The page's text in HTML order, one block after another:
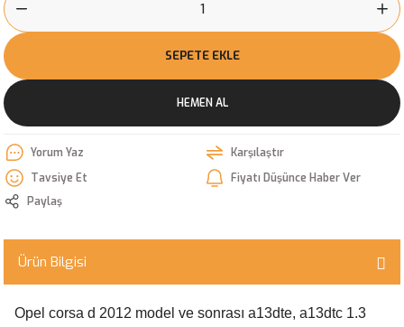
SEPETE EKLE
HEMEN AL
Yorum Yaz
Karşılaştır
Tavsiye Et
Fiyatı Düşünce Haber Ver
Paylaş
Ürün Bilgisi
Opel corsa d 2012 model ve sonrası a13dte, a13dtc 1.3